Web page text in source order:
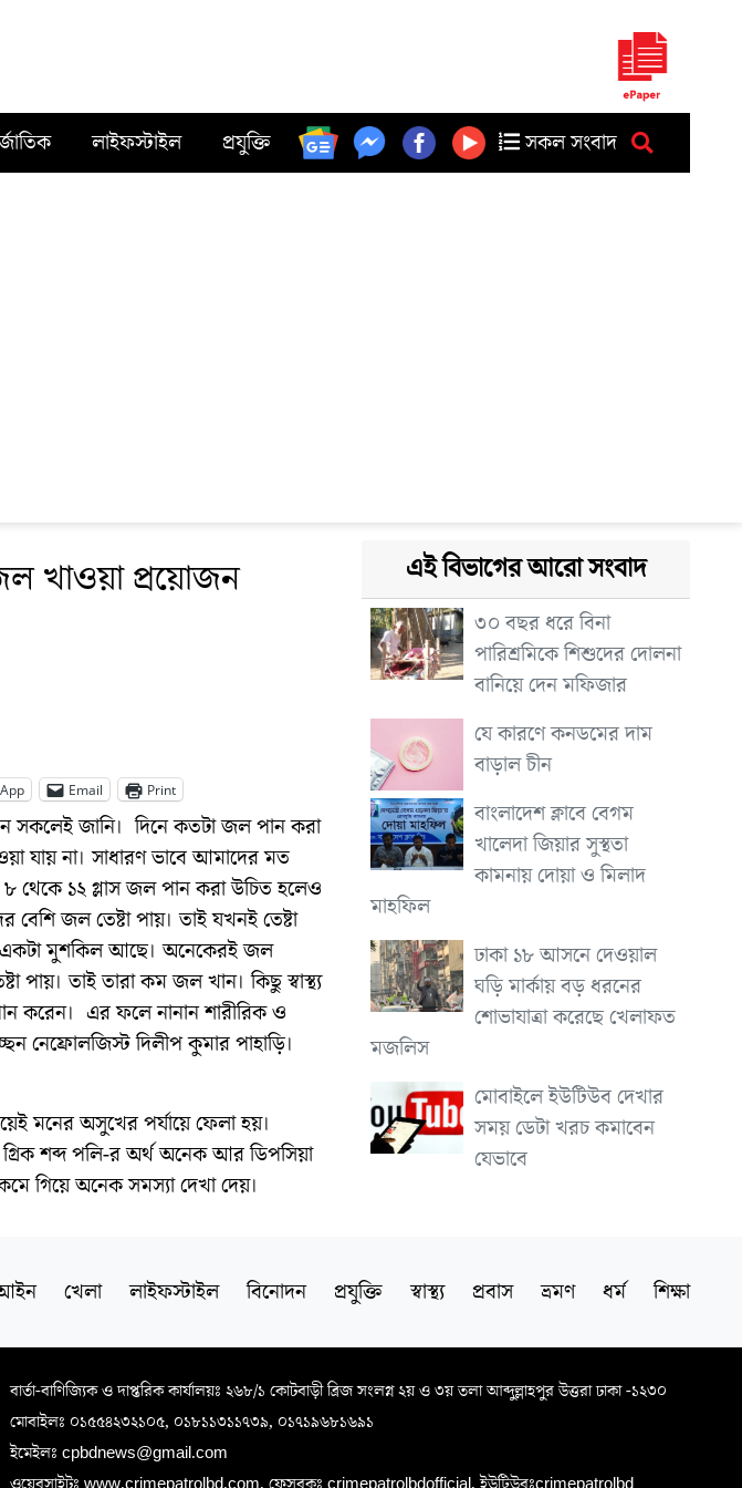
লাইফস্টাইল প্রযুক্তি সকল সংবাদ
খাওয়া প্রয়োজন
Email Print
সকলেই জানি। দিনে কতটা জল পান করা
যায় না। সাধারণ ভাবে আমাদের মত
৮ থেকে ১২ গ্লাস জল পান করা উচিত হলেও
বেশি জল তেষ্টা পায়। তাই যখনই তেষ্টা
একটা মুশকিল আছে। অনেকেরই জল
পায়। তাই তারা কম জল খান। কিছু স্বাস্থ্য
করেন। এর ফলে নানান শারীরিক ও
নেফ্রোলজিস্ট দিলীপ কুমার পাহাড়ি।
মনের অসুখের পর্যায়ে ফেলা হয়।
গ্রিক শব্দ পলি-র অর্থ অনেক আর ডিপসিয়া
গিয়ে অনেক সমস্যা দেখা দেয়।
এই বিভাগের আরো সংবাদ
৩০ বছর ধরে বিনা
পারিশ্রমিকে শিশুদের দোলনা
বানিয়ে দেন মফিজার
যে কারণে কনডমের দাম
বাড়াল চীন
বাংলাদেশ ক্লাবে বেগম
খালেদা জিয়ার সুস্থতা
কামনায় দোয়া ও মিলাদ
মাহফিল
ঢাকা ১৮ আসনে দেওয়াল
ঘড়ি মার্কায় বড় ধরনের
শোভাযাত্রা করেছে খেলাফত
মজলিস
মোবাইলে ইউটিউব দেখার
সময় ডেটা খরচ কমাবেন
যেভাবে
খেলা লাইফস্টাইল বিনোদন প্রযুক্তি স্বাস্থ্য প্রবাস ভ্রমণ ধর্ম শিক্ষা
বার্তা-বাণিজ্যিক ও দাপ্তরিক কার্যালয়ঃ ২৬৮/১ কোটবাড়ী ব্রিজ সংলগ্ন ২য় ও ৩য় তলা আব্দুল্লাহপুর উত্তরা ঢাকা -১২৩০
মোবাইলঃ ০১৫৫৪২৩২১০৫, ০১৮১১৩১১৭৩৯, ০১৭১৯৬৮১৬৯১
ইমেইলঃ cpbdnews@gmail.com